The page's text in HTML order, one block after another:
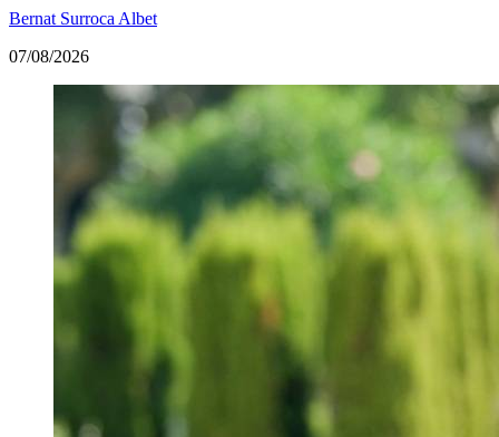
Bernat Surroca Albet
07/08/2026